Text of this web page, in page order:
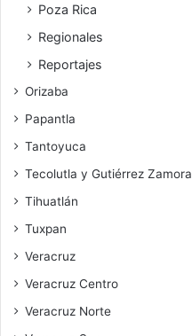
Poza Rica
Regionales
Reportajes
Orizaba
Papantla
Tantoyuca
Tecolutla y Gutiérrez Zamora
Tihuatlán
Tuxpan
Veracruz
Veracruz Centro
Veracruz Norte